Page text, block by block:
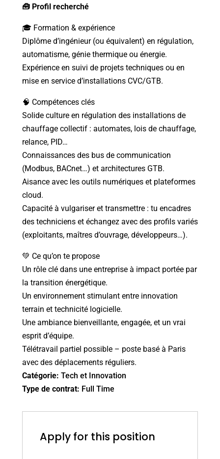
🧰 Profil recherché
🎓 Formation & expérience
Diplôme d’ingénieur (ou équivalent) en régulation,
automatisme, génie thermique ou énergie.
Expérience en suivi de projets techniques ou en
mise en service d’installations CVC/GTB.
🧠 Compétences clés
Solide culture en régulation des installations de
chauffage collectif : automates, lois de chauffage,
relance, PID…
Connaissances des bus de communication
(Modbus, BACnet…) et architectures GTB.
Aisance avec les outils numériques et plateformes
cloud.
Capacité à vulgariser et transmettre : tu encadres
des techniciens et échangez avec des profils variés
(exploitants, maîtres d’ouvrage, développeurs…).
💚 Ce qu’on te propose
Un rôle clé dans une entreprise à impact portée par
la transition énergétique.
Un environnement stimulant entre innovation
terrain et technicité logicielle.
Une ambiance bienveillante, engagée, et un vrai
esprit d’équipe.
Télétravail partiel possible – poste basé à Paris
avec des déplacements réguliers.
Catégorie: Tech et Innovation
Type de contrat: Full Time
Apply for this position